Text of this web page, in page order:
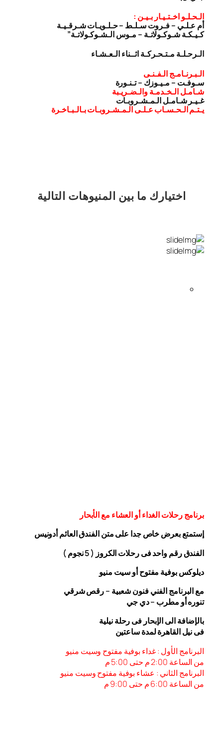
الـحـلـو اخـتـيـار بـيـن :
أم عـلـي – فـروت سـلـط – حـلـويـات شـرقـيـة
كـيـكـة شـوكـولاتـة – مـوس الـشـوكـولاتـة”
الـرحـلـة مـتـحـركـة اثــناء الـعـشـاء
الـبـرنـامـج الـفـنـى
سـوفـت – مـيـوزك – تـنـورة
شـامـل الـخـدمـة والـضـريـبة
غـيـر شـامـل الـمـشـروبـات
يـتـم الـحـسـاب عـلـى الـمـشـروبـات بـالـبـاخـرة
اختيارك ما بين المنيوهات التالية
برنامج رحلات الغداء أو العشاء مع الأبحار
إستمتع بعرض خاص جدا على متن الفندقالعائم أدونيس
الفندق رقم واحد فى رحلات الكروز ( 5 نجوم )
ديلوكس بوفية مفتوح أو سيت منيو
مع البرنامج الفني فنون شعبية – رقص شرقي
تنوره أو مطرب – دي جي
بالإضافة الى الإبحار فى رحلة نيلية
فى نيل القاهرة لمدة ساعتين
البرنامج الأول : غداء بوفية مفتوح وسيت منيو
من الساعة 2:00 م حتى 5:00 م
البرنامج الثاني : عشاء بوفية مفتوح وسيت منيو
من الساعة 6:00
م حتى 9:00 م